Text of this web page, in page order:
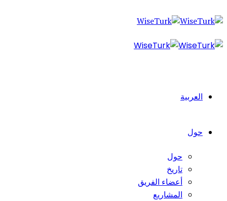
العربية
حول
حول
تاريخ
أعضاء الفريق
المشاريع